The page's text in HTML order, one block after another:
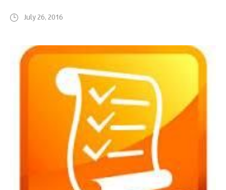
July 26, 2016